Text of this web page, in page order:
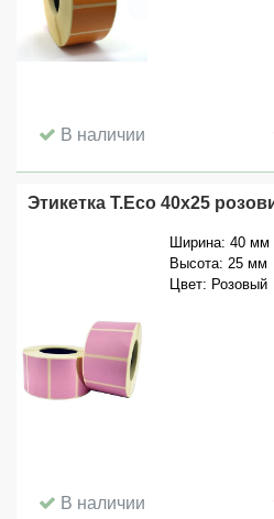
В наличии
Этикетка T.Eco 40x25
Ширина: 40 мм
Высота: 25 мм
Цвет: Розовый
В наличии